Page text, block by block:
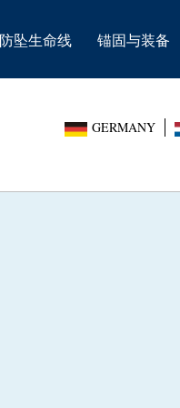
防坠生命线 锚固与装备
GERMANY